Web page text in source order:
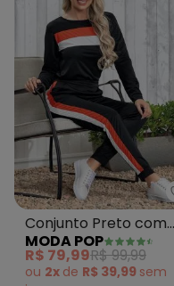
Conjunto Preto com
Recortes
MODA POP
R$ 79,99R$ 99,99
ou 2x de R$ 39,99 sem